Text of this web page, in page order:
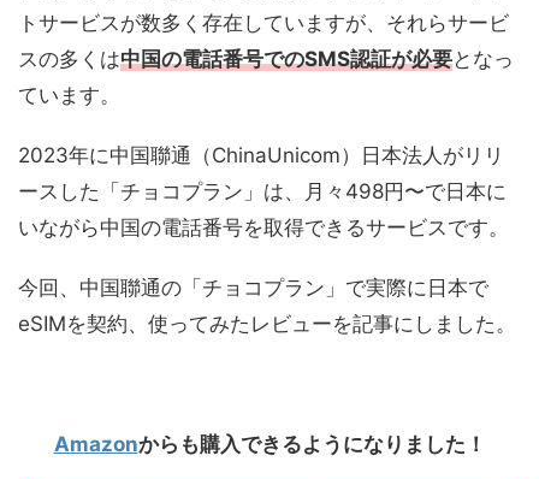
トサービスが数多く存在していますが、それらサービ
スの多くは中国の電話番号でのSMS認証が必要となっ
ています。
2023年に中国聯通（ChinaUnicom）日本法人がリリ
ースした「チョコプラン」は、月々498円〜で日本に
いながら中国の電話番号を取得できるサービスです。
今回、中国聯通の「チョコプラン」で実際に日本で
eSIMを契約、使ってみたレビューを記事にしました。
Amazonからも購入できるようになりました！